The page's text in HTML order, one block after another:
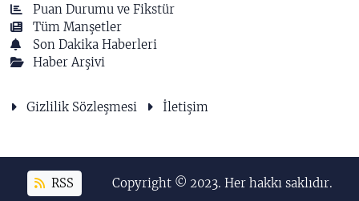
Puan Durumu ve Fikstür
Tüm Manşetler
Son Dakika Haberleri
Haber Arşivi
Gizlilik Sözleşmesi İletişim
RSS Copyright © 2023. Her hakkı saklıdır.